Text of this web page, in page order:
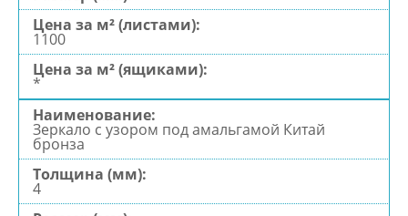
1100
*
Зеркало с узором под амальгамой Китай
бронза
4